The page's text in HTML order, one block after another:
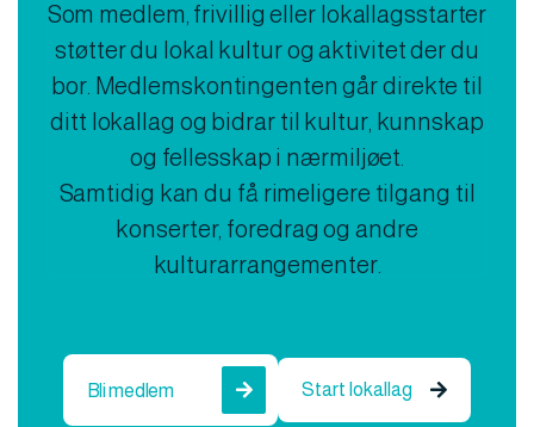
Som medlem, frivillig eller lokallagsstarter
støtter du lokal kultur og aktivitet der du
bor. Medlemskontingenten går direkte til
ditt lokallag og bidrar til kultur, kunnskap
og fellesskap i nærmiljøet.
Samtidig kan du få rimeligere tilgang til
konserter, foredrag og andre
kulturarrangementer.
Bli medlem  Start lokallag 